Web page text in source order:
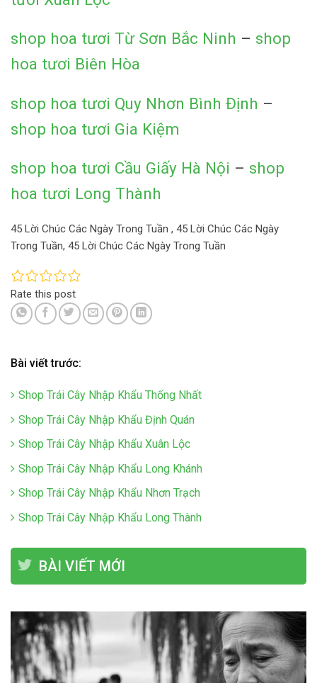
shop hoa tươi Từ Sơn Bắc Ninh – shop
hoa tươi Biên Hòa
shop hoa tươi Quy Nhơn Bình Định –
shop hoa tươi Gia Kiệm
shop hoa tươi Cầu Giấy Hà Nội – shop
hoa tươi Long Thành
45 Lời Chúc Các Ngày Trong Tuần , 45 Lời Chúc Các Ngày
Trong Tuần, 45 Lời Chúc Các Ngày Trong Tuần
Rate this post
Bài viết trước:
Shop Trái Cây Nhập Khẩu Thống Nhất
Shop Trái Cây Nhập Khẩu Định Quán
Shop Trái Cây Nhập Khẩu Xuân Lộc
Shop Trái Cây Nhập Khẩu Long Khánh
Shop Trái Cây Nhập Khẩu Nhơn Trạch
Shop Trái Cây Nhập Khẩu Long Thành
BÀI VIẾT MỚI